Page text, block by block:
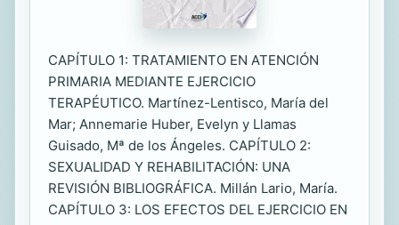
CAPÍTULO 1: TRATAMIENTO EN ATENCIÓN
PRIMARIA MEDIANTE EJERCICIO
TERAPÉUTICO. Martínez-Lentisco, María del
Mar; Annemarie Huber, Evelyn y Llamas
Guisado, Mª de los Ángeles. CAPÍTULO 2:
SEXUALIDAD Y REHABILITACIÓN: UNA
REVISIÓN BIBLIOGRÁFICA. Millán Lario, María.
CAPÍTULO 3: LOS EFECTOS DEL EJERCICIO EN